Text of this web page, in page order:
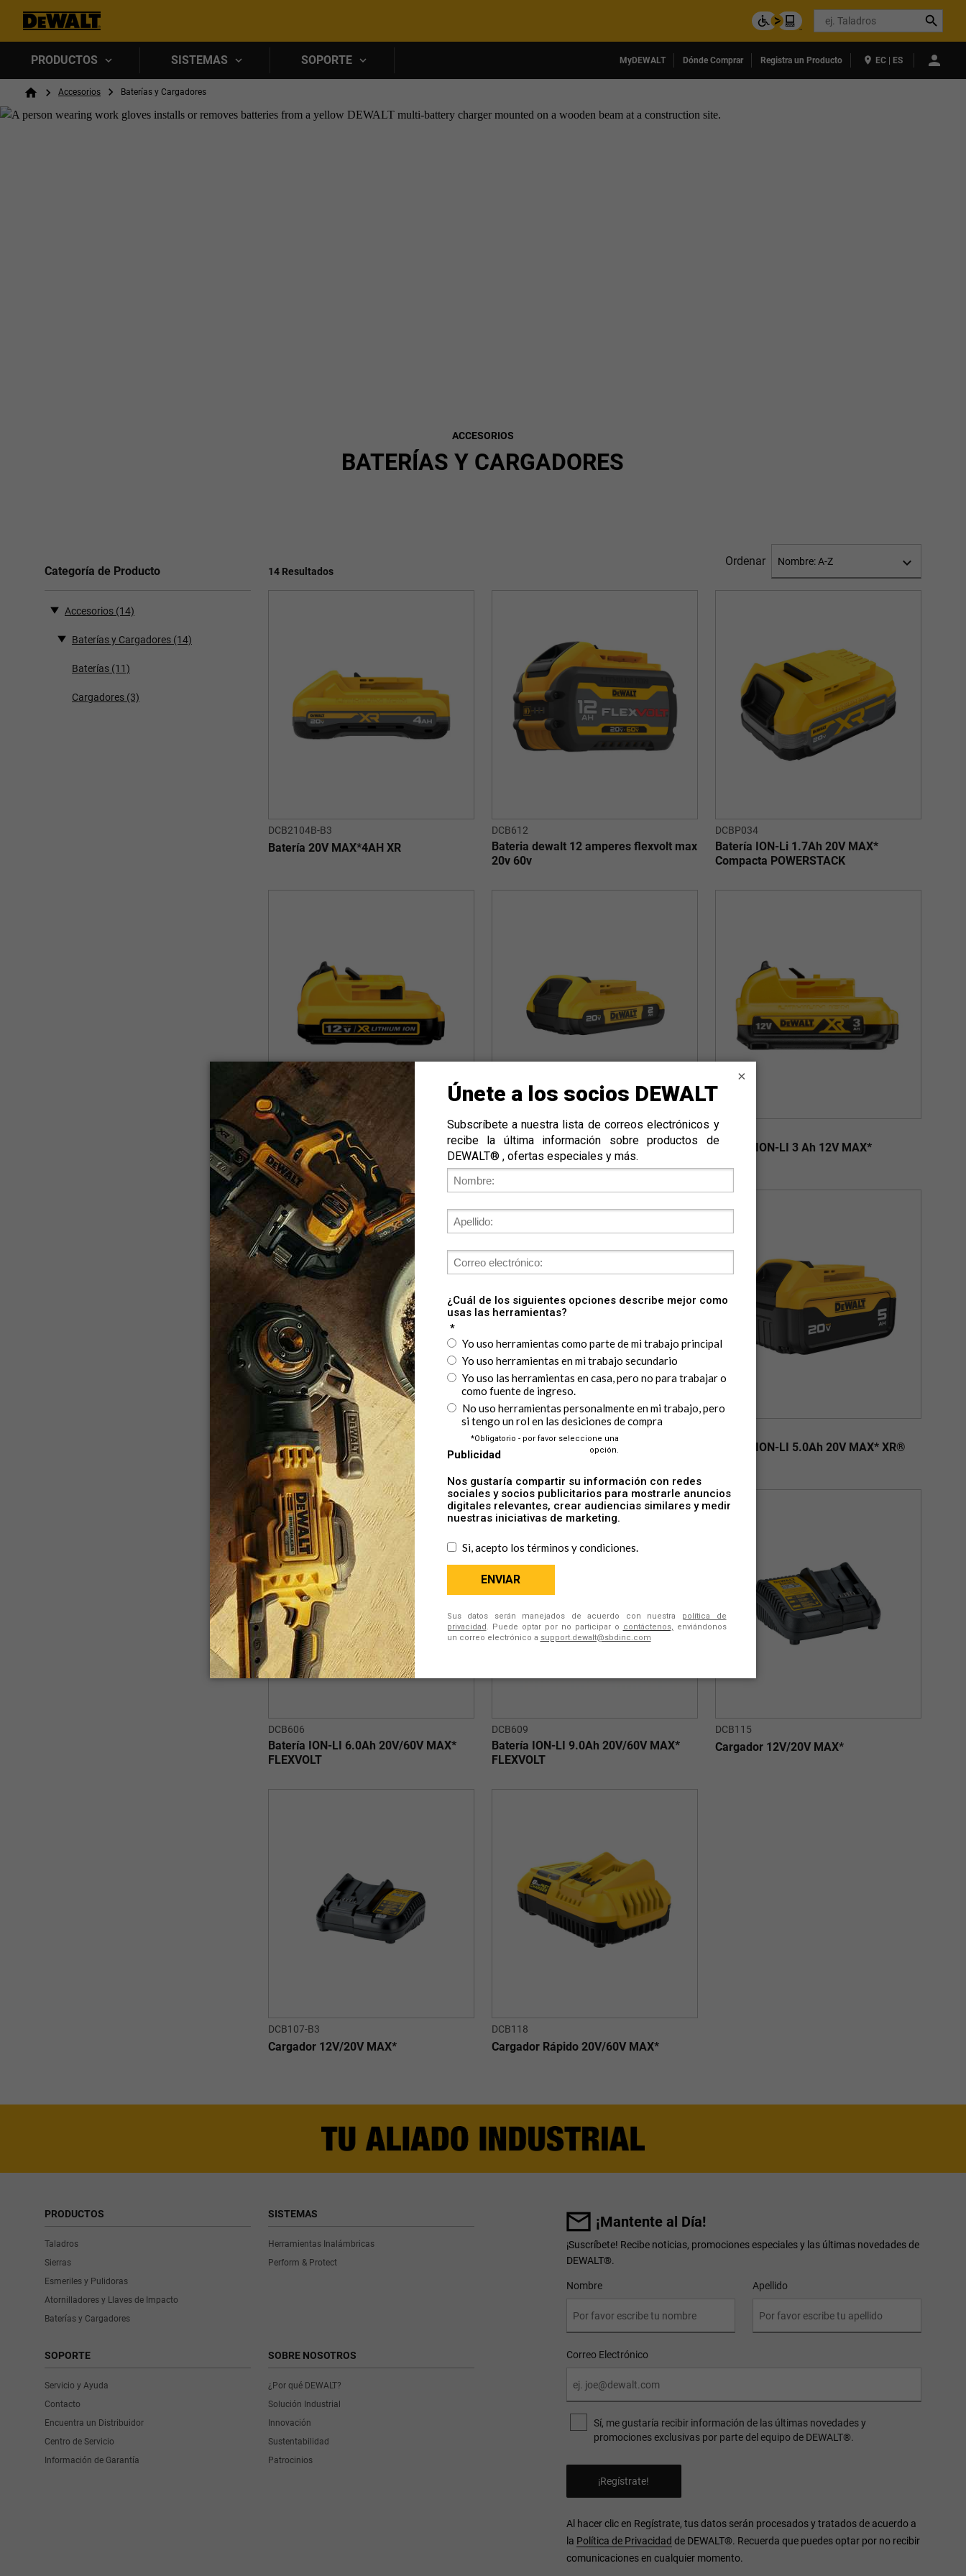
Search
PRODUCTOS SISTEMAS SOPORTE MyDEWALT Dónde Comprar Registra un Producto EC | ES
Breadcrumb
HomeAccesorios Baterías y Cargadores
ACCESORIOS
BATERÍAS Y CARGADORES
Categoría de Producto
Accesorios (14)
Baterías y Cargadores (14)
Baterías (11)
Cargadores (3)
14 Resultados
Ordenar
DCB2104B-B3
Batería 20V MAX*4AH XR
DCB612
Bateria dewalt 12 amperes flexvolt max
20v 60v
DCBP034
Batería ION-Li 1.7Ah 20V MAX*
Compacta POWERSTACK
DCB127
Batería ION-LI 12V MAX* XR®
DCB203
Batería ION-LI 2.0Ah 20V MAX*
Compacta
DCB124
Batería ION-LI 3 Ah 12V MAX*
DCB204
Batería ION-LI 4.0Ah 20V MAX* XR®
DCBP520-B3
Batería ION-Li 5.0Ah 20V MAX*
Compacta POWERSTACK™
Batería ION-LI 5.0Ah 20V MAX* XR®
DCB606
Batería ION-LI 6.0Ah 20V/60V MAX*
FLEXVOLT
DCB609
Batería ION-LI 9.0Ah 20V/60V MAX*
FLEXVOLT
DCB115
Cargador 12V/20V MAX*
DCB107-B3
Cargador 12V/20V MAX*
DCB118
Cargador Rápido 20V/60V MAX*
PRODUCTOS
Taladros
Sierras
Esmeriles y Pulidoras
Atornilladores y Llaves de Impacto
Baterías y Cargadores
SISTEMAS
Herramientas Inalámbricas
Perform & Protect
SOPORTE
Servicio y Ayuda
Contacto
Encuentra un Distribuidor
Centro de Servicio
Información de Garantía
SOBRE NOSOTROS
¿Por qué DEWALT?
Solución Industrial
Innovación
Sustentabilidad
Patrocinios
¡Mantente al Día!
¡Suscríbete! Recibe noticias, promociones especiales y las últimas novedades de
DEWALT®.
User Details
Nombre Apellido
Correo Electrónico
Sí, me gustaría recibir información de las últimas novedades y
promociones exclusivas por parte del equipo de DEWALT®.
Al hacer clic en Regístrate, tus datos serán procesados y tratados de acuerdo a
la Política de Privacidad de DEWALT®. Recuerda que puedes optar por no recibir
comunicaciones en cualquier momento.
×